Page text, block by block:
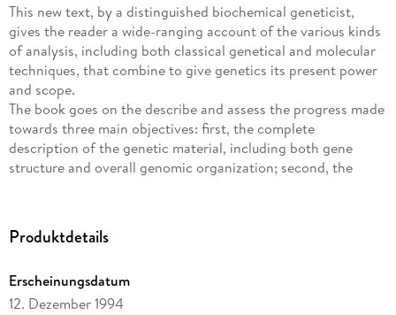
This new text, by a distinguished biochemical geneticist,
gives the reader a wide-ranging account of the various kinds
of analysis, including both classical genetical and molecular
techniques, that combine to give genetics its present power
and scope.
The book goes on the describe and assess the progress made
towards three main objectives: first, the complete
description of the genetic material, including both gene
structure and overall genomic organization; second, the
metabolism and development of the whole organism.
amazing progress made by genetics in the analysis of
biological systems and the enormous complexity of the
Produktdetails
Erscheinungsdatum
12. Dezember 1994